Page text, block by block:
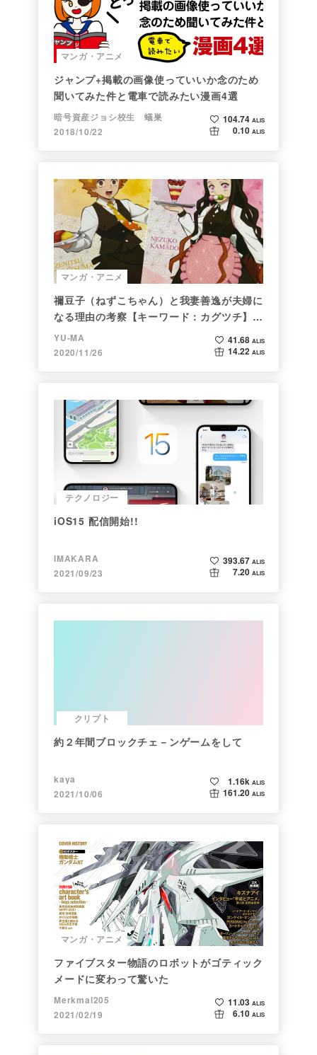
マンガ・アニメ
ジャンプ+掲載の画像使っていいか念のため
聞いてみた件と電車で読みたい漫画4選
暗号資産ジョシ校生 蟻巣
2018/10/22
104.74 ALIS
0.10 ALIS
マンガ・アニメ
禰豆子（ねずこちゃん）と我妻善逸が夫婦に
なる理由の考察【キーワード：カグツチ】＜
後編＞
YU-MA
2020/11/26
41.68 ALIS
14.22 ALIS
テクノロジー
iOS15 配信開始!!
IMAKARA
2021/09/23
393.67 ALIS
7.20 ALIS
クリプト
約２年間ブロックチェ－ンゲームをして
kaya
2021/10/06
1.16k ALIS
161.20 ALIS
マンガ・アニメ
ファイブスター物語のロボットがゴティック
メードに変わって驚いた
Merkmal205
2021/02/19
11.03 ALIS
6.10 ALIS